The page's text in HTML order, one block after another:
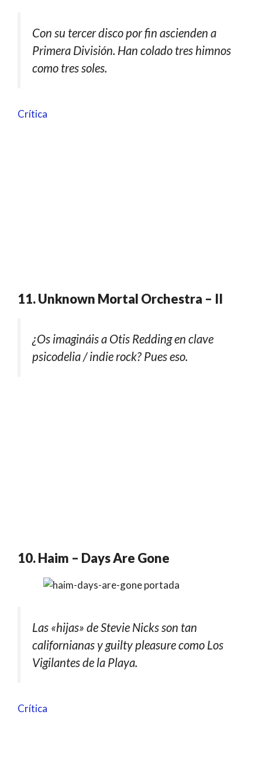
Con su tercer disco por fin ascienden a
Primera División. Han colado tres himnos
como tres soles.
Crítica
11. Unknown Mortal Orchestra – II
¿Os imagináis a Otis Redding en clave
psicodelia / indie rock? Pues eso.
10. Haim – Days Are Gone
Las «hijas» de Stevie Nicks son tan
californianas y guilty pleasure como Los
Vigilantes de la Playa.
Crítica